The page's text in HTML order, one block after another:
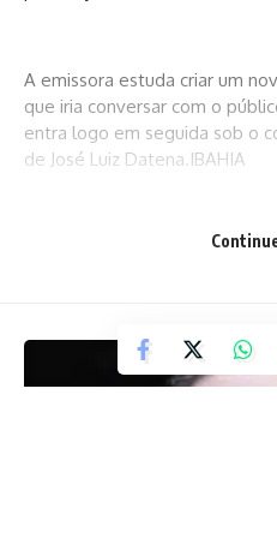
A emissora estuda criar um
que iria conversar com o
entra logo em seguida sob o
de José Luiz Datena.IBAHIA